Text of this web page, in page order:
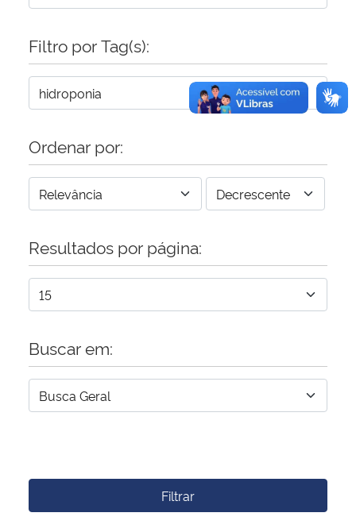
Filtro por Tag(s):
Ordenar por:
Resultados por página:
Buscar em:
Filtrar